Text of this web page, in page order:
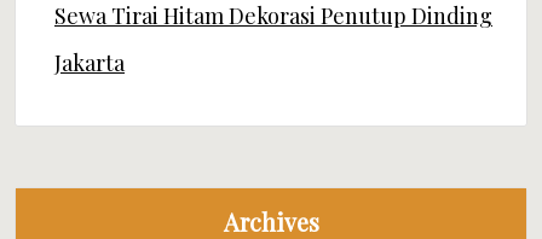
Sewa Tirai Hitam Dekorasi Penutup Dinding
Jakarta
Archives